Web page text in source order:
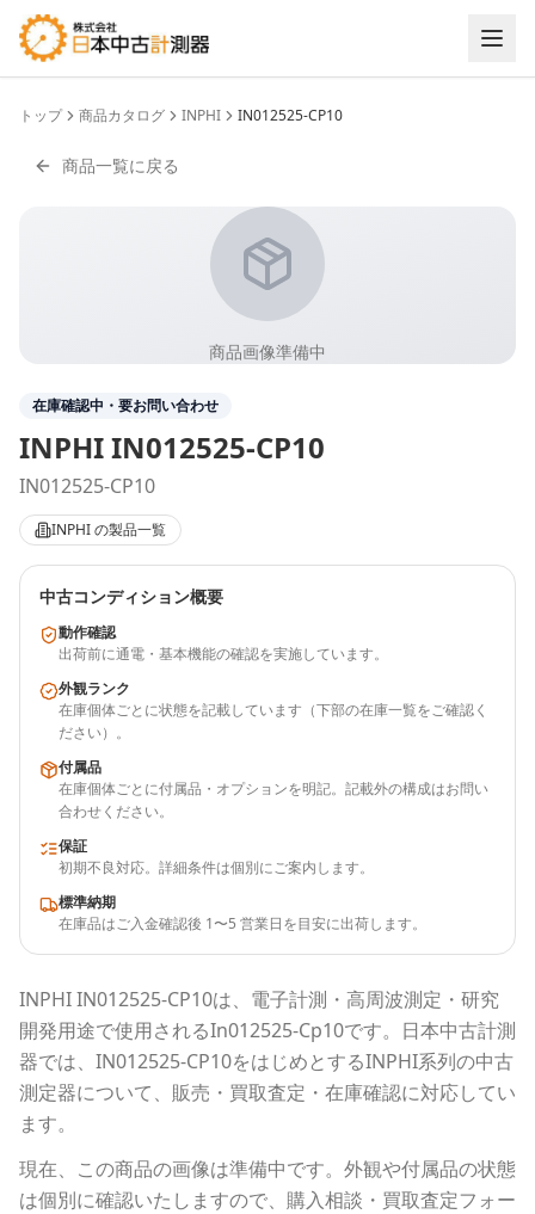
トップ 商品カタログ INPHI IN012525-CP10
商品一覧に戻る
商品画像準備中
在庫確認中・要お問い合わせ
INPHIIN012525-CP10
IN012525-CP10
INPHIの製品一覧
中古コンディション概要
動作確認
出荷前に通電・基本機能の確認を実施しています。
外観ランク
在庫個体ごとに状態を記載しています（下部の在庫一覧をご確認く
ださい）。
付属品
在庫個体ごとに付属品・オプションを明記。記載外の構成はお問い
合わせください。
保証
初期不良対応。詳細条件は個別にご案内します。
標準納期
在庫品はご入金確認後 1〜5 営業日を目安に出荷します。
INPHIIN012525-CP10は、電子計測・高周波測定・研究
開発用途で使用されるIn012525-Cp10です。 日本中古計測
器では、 IN012525-CP10をはじめとするINPHI系列の中古
測定器について、販売・買取査定・在庫確認に対応してい
ます。
現在、この商品の画像は準備中です。外観や付属品の状態
は個別に確認いたしますので、購入相談・買取査定フォー